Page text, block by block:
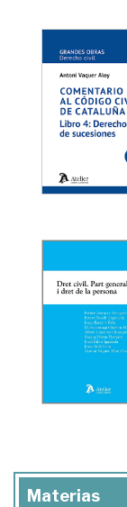
Materias